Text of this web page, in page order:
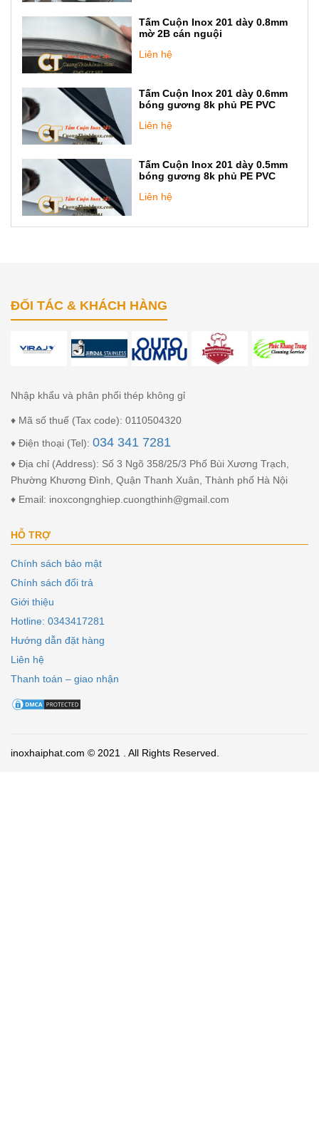
Tấm Cuộn Inox 201 dày 0.8mm
mờ 2B cán nguội
Liên hệ
Tấm Cuộn Inox 201 dày 0.6mm
bóng gương 8k phủ PE PVC
Liên hệ
Tấm Cuộn Inox 201 dày 0.5mm
bóng gương 8k phủ PE PVC
Liên hệ
ĐỐI TÁC & KHÁCH HÀNG
Nhập khẩu và phân phối thép không gỉ
♦ Mã số thuế (Tax code): 0110504320
♦ Điện thoại (Tel): 034 341 7281
♦ Địa chỉ (Address): Số 3 Ngõ 358/25/3 Phố Bùi Xương Trạch,
Phường Khương Đình, Quận Thanh Xuân, Thành phố Hà Nội
♦ Email: inoxcongnghiep.cuongthinh@gmail.com
HỖ TRỢ
Chính sách bảo mật
Chính sách đổi trả
Giới thiệu
Hotline: 0343417281
Hướng dẫn đặt hàng
Liên hệ
Thanh toán – giao nhận
inoxhaiphat.com © 2021 . All Rights Reserved.